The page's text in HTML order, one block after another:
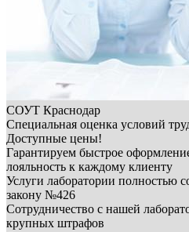
СОУТ Краснодар
Специальная оценка условий
Доступные цены!
Гарантируем быстрое
лояльность к каждому клиенту
Услуги лаборатории полностью
закону №426
Сотрудничество с нашей
крупных штрафов